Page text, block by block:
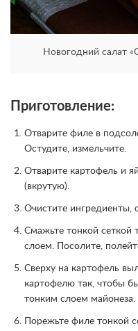
Новогодний салат
Приготовление:
Отварите филе в
Остудите, измельчите.
Отварите картофель и
(вкрутую).
Очистите ингредиенты,
Смажьте тонкой сеткой
слоем. Посолите,
Сверху на картофель
картофелю так, чтобы
тонким слоем майонеза.
Порежьте филе тонкой